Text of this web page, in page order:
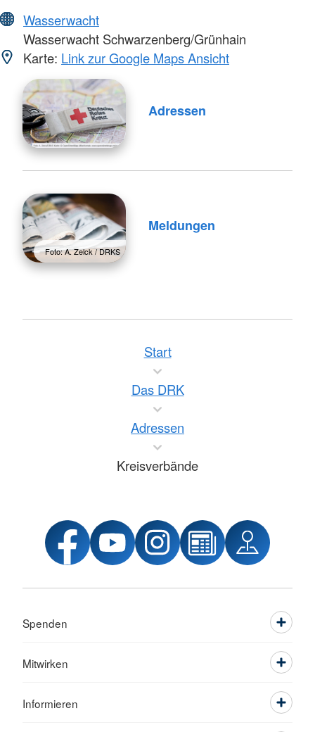
Wasserwacht
Wasserwacht Schwarzenberg/Grünhain
Karte: Link zur Google Maps Ansicht
Adressen
Foto: A. Zelck / DRKS
Meldungen
Start
Das DRK
Adressen
Kreisverbände
Spenden
Mitwirken
Informieren